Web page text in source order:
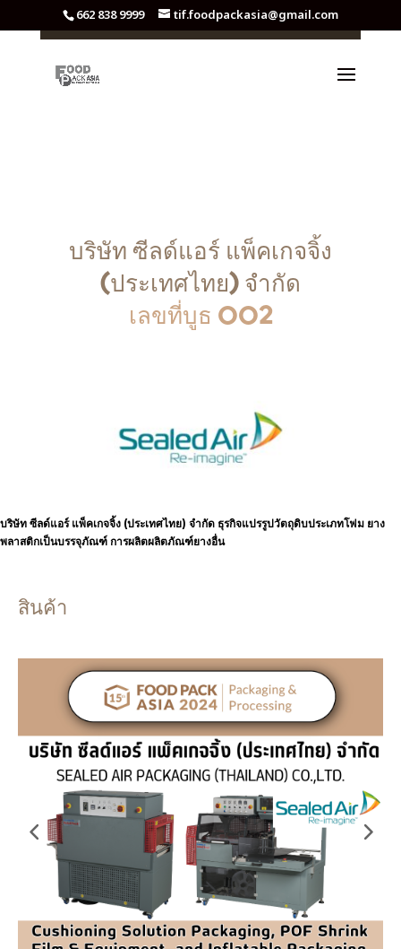
662 838 9999 tif.foodpackasia@gmail.com
บริษัท ซีลด์แอร์ แพ็คเกจจิ้ง
(ประเทศไทย) จำกัด
เลขที่บูธ OO2
บริษัท ซีลด์แอร์ แพ็คเกจจิ้ง (ประเทศไทย) จำกัด ธุรกิจแปรรูปวัตถุดิบประเภทโฟม ยาง
พลาสติกเป็นบรรจุภัณฑ์ การผลิตผลิตภัณฑ์ยางอื่น
สินค้า